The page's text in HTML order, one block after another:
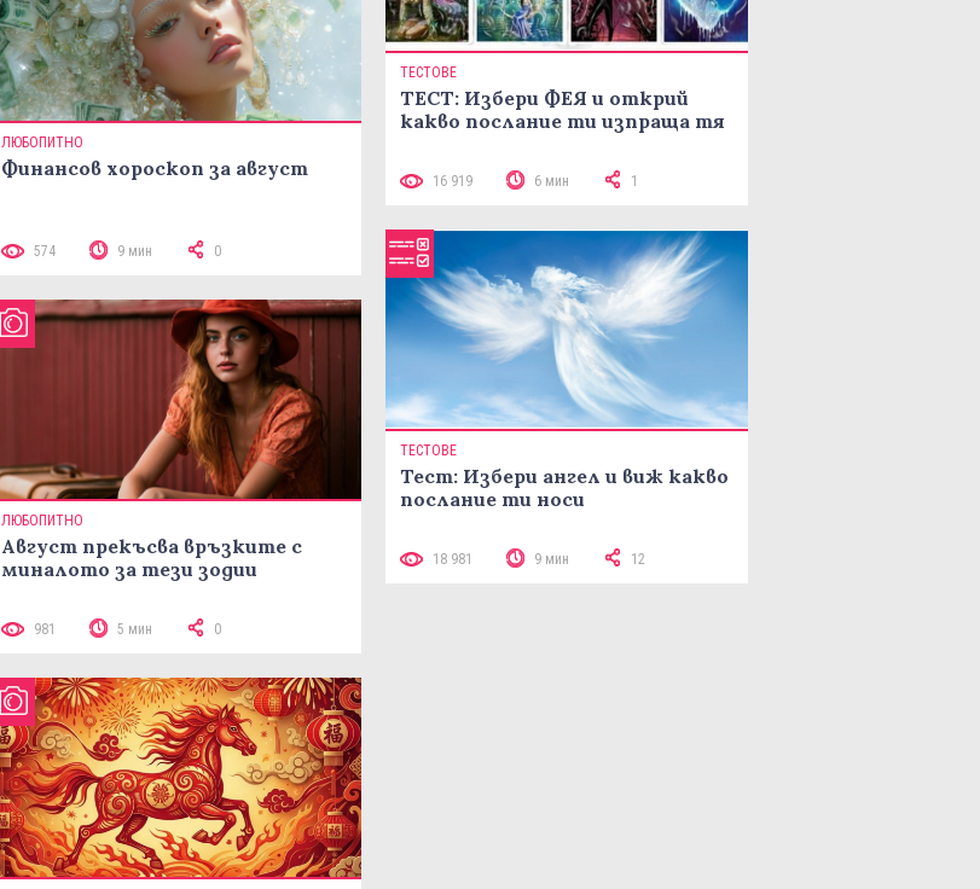
ЛЮБОПИТНО
Финансов хороскоп за август
574 9 мин 0
ЛЮБОПИТНО
Август прекъсва връзките с
миналото за тези зодии
981 5 мин 0
ТЕСТОВЕ
ТЕСТ: Избери ФЕЯ и открий
какво послание ти изпраща тя
16 919 6 мин 1
ТЕСТОВЕ
Тест: Избери ангел и виж какво
послание ти носи
18 981 9 мин 12